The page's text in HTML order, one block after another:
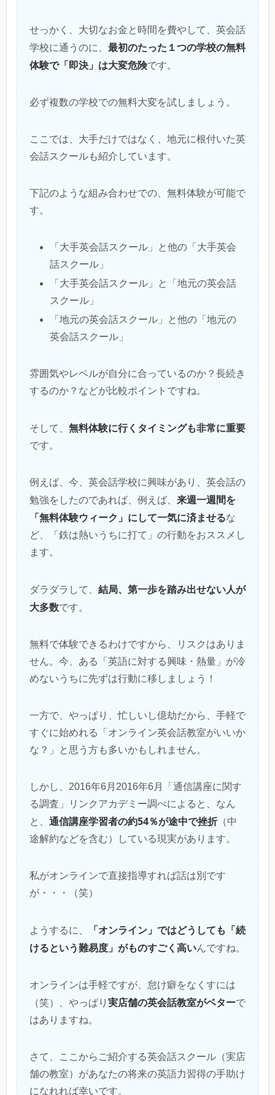
せっかく、大切なお金と時間を費やして、英会話
学校に通うのに、 最初のたった１つの学校の無料
体験で「即決」は大変危険です。
必ず複数の学校での無料大変を試しましょう。
ここでは、大手だけではなく、地元に根付いた英
会話スクールも紹介しています。
下記のような組み合わせでの、無料体験が可能で
す。
「大手英会話スクール」と他の「大手英会
話スクール」
「大手英会話スクール」と「地元の英会話
スクール」
「地元の英会話スクール」と他の「地元の
英会話スクール」
雰囲気やレベルが自分に合っているのか？長続き
するのか？などが比較ポイントですね。
そして、 無料体験に行くタイミングも非常に重要
です。
例えば、今、英会話学校に興味があり、英会話の
勉強をしたのであれば、例えば、 来週一週間を
「無料体験ウィーク」にして一気に済ませるな
ど、「鉄は熱いうちに打て」の行動をおススメし
ます。
ダラダラして、 結局、第一歩を踏み出せない人が
大多数です。
無料で体験できるわけですから、リスクはありま
せん。今、ある「英語に対する興味・熱量」が冷
めないうちに先ずは行動に移しましょう！
一方で、やっぱり、忙しいし億劫だから、手軽で
すぐに始めれる「オンライン英会話教室がいいか
な？」と思う方も多いかもしれません。
しかし、2016年6月2016年6月「通信講座に関す
る調査」リンクアカデミー調べによると、なん
と、 通信講座学習者の約54％が途中で挫折 （中
途解約などを含む）している現実があります。
私がオンラインで直接指導すれば話は別です
が・・・（笑）
ようするに、
「オンライン」ではどうしても「続
けるという難易度」がものすごく高いんですね。
オンラインは手軽ですが、怠け癖をなくすには
（笑）、やっぱり 実店舗の英会話教室がベターで
はありますね。
さて、ここからご紹介する英会話スクール（実店
舗の教室）があなたの将来の英語力習得の手助け
になれれば幸いです。